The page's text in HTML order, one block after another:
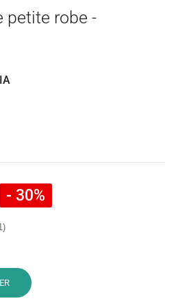
petite robe -
- 30%